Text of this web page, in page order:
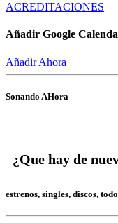
ACREDITACIONES
Añadir Google
Añadir Ahora
Sonando AHora
¿Que hay de
estrenos, singles, discos,